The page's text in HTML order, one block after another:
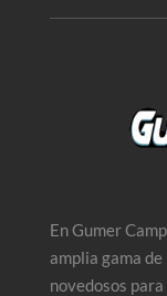
En Gumer
amplia gama
novedosos